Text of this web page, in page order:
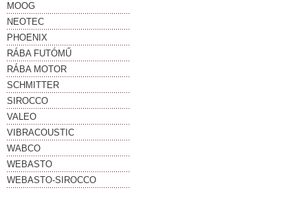
MOOG
NEOTEC
PHOENIX
RÁBA FUTÓMŰ
RÁBA MOTOR
SCHMITTER
SIROCCO
VALEO
VIBRACOUSTIC
WABCO
WEBASTO
WEBASTO-SIROCCO